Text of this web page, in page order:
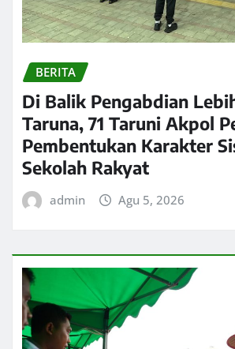
BERITA
Di Balik Pengabdian
Taruna, 71 Taruni Akpol
Pembentukan Karakter
Sekolah Rakyat
admin Agu 5, 2026